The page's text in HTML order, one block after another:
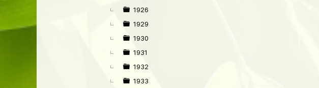
►
1926
1929
1930
1931
1932
1933